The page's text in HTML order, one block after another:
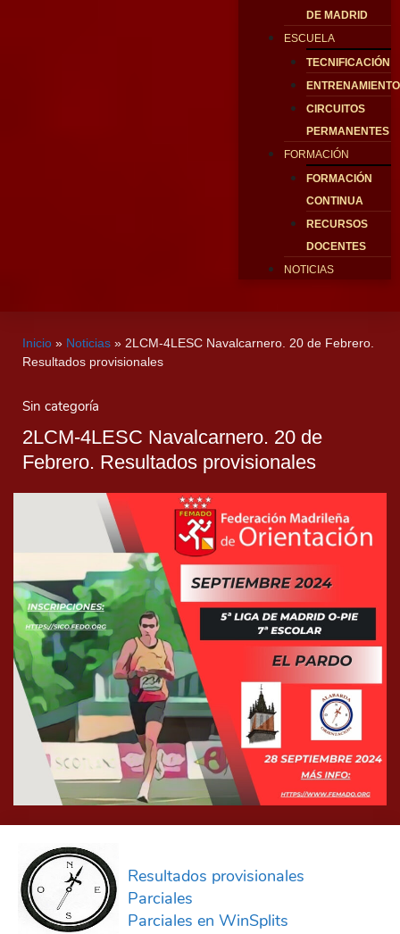
DE MADRID
ESCUELA
TECNIFICACIÓN
CIRCUITOS
PERMANENTES
FORMACIÓN
FORMACIÓN
CONTINUA
RECURSOS
DOCENTES
NOTICIAS
Inicio » Noticias » 2LCM-4LESC Navalcarnero. 20 de Febrero.
Resultados provisionales
Sin categoría
2LCM-4LESC Navalcarnero. 20 de
Febrero. Resultados provisionales
Resultados provisionales
Parciales
Parciales en WinSplits